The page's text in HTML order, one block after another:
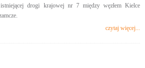
drogi krajowej nr 7 między węzłem Kielce
czytaj więcej...